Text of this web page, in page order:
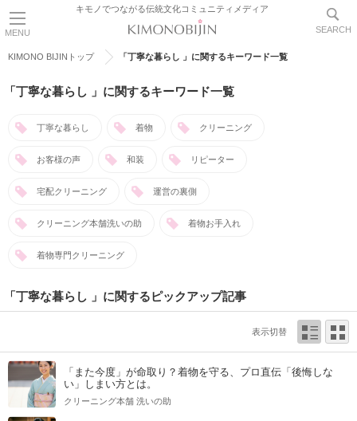
KIMONO BIJINトップ 「丁寧な暮らし 」に関するキーワード一覧
「丁寧な暮らし 」に関するキーワード一覧
丁寧な暮らし 着物 クリーニング
お客様の声 和装 リピーター
宅配クリーニング 運営の裏側
クリーニング本舗洗いの助 着物お手入れ
着物専門クリーニング
「丁寧な暮らし 」に関するピックアップ記事
表示切替
「また今度」が命取り？着物を守る、プロ直伝「後悔しな
い」しまい方とは。
クリーニング本舗 洗いの助
MENU
キモノでつながる伝統文化コミュニティメディア
SEARCH